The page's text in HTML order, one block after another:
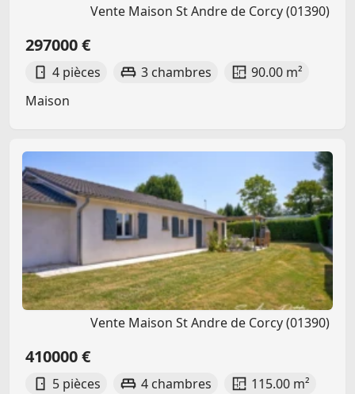
Vente Maison St Andre de Corcy (01390)
297000 €
4 pièces 3 chambres
90.00 m²
Maison
Vente Maison St Andre de Corcy (01390)
410000 €
5 pièces 4 chambres
115.00 m²